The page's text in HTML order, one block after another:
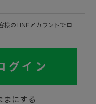
様のLINEアカウントでロ
グイン
まにする